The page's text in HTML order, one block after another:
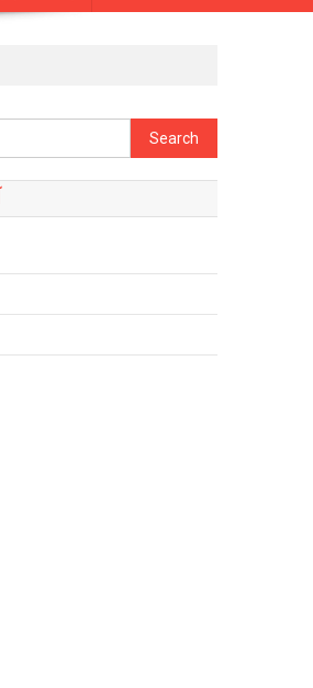
Search
for: